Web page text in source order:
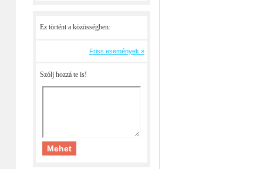
Ez történt a közösségben:
Friss események »
Szólj hozzá te is!